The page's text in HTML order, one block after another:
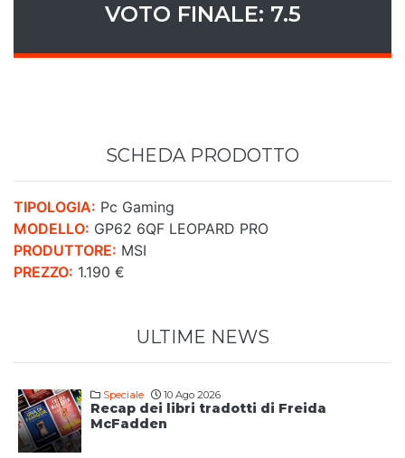
VOTO FINALE: 7.5
SCHEDA PRODOTTO
TIPOLOGIA: Pc Gaming
MODELLO: GP62 6QF LEOPARD PRO
PRODUTTORE: MSI
PREZZO: 1.190 €
ULTIME NEWS
Speciale 10 Ago 2026
Recap dei libri tradotti di Freida
McFadden